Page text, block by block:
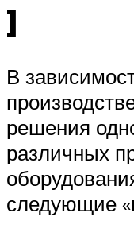
]
В
решения
различных
следующие